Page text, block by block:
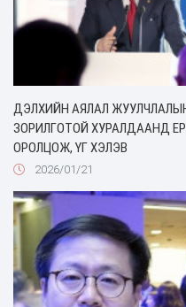
ДЭЛХИЙН АЯЛАЛ
ЗОРИЛГОТОЙ ХУРАЛДААНД
ОРОЛЦОЖ, ҮГ ХЭЛЭВ
2026/01/21